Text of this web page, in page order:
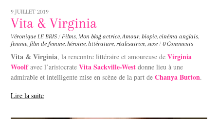
9 JUILLET 2019
Vita & Virginia
Véronique LE BRIS / Films,Mon blog actrice,Amour,biopic,cinéma anglais,
femme, film de femme,héroïne,littérature,réalisatrice,sexe / 0 Comments
Vita & Virginia, la rencontre littéraire et amoureuse deVirginia
Woolf avec l’aristocrateVita Sackville-West donne lieu à une
admirable et intelligente mise en scène de la part deChanya Button.
Lire la suite